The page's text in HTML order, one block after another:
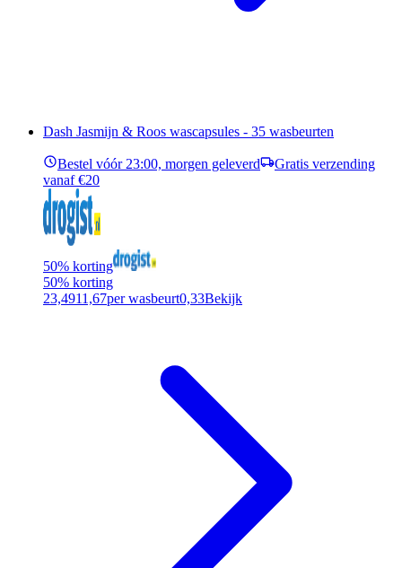
Dash Jasmijn & Roos wascapsules - 35 wasbeurten
Bestel vóór 23:00, morgen geleverd
Gratis verzending
vanaf €20
50% korting
50% korting
23,4911,67per wasbeurt0,33Bekijk